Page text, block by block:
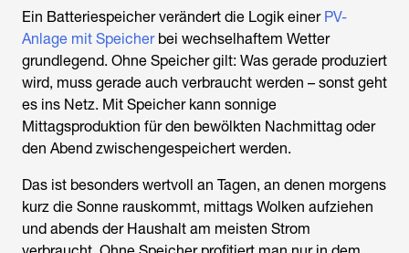
Ein Batteriespeicher verändert die Logik einer PV-
Anlage mit Speicherbei wechselhaftem Wetter
grundlegend. Ohne Speicher gilt: Was gerade produziert
wird, muss gerade auch verbraucht werden – sonst geht
es ins Netz. Mit Speicher kann sonnige
Mittagsproduktion für den bewölkten Nachmittag oder
den Abend zwischengespeichert werden.
Das ist besonders wertvoll an Tagen, an denen morgens
kurz die Sonne rauskommt, mittags Wolken aufziehen
und abends der Haushalt am meisten Strom